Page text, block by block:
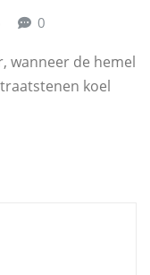
0
wanneer de hemel
koel